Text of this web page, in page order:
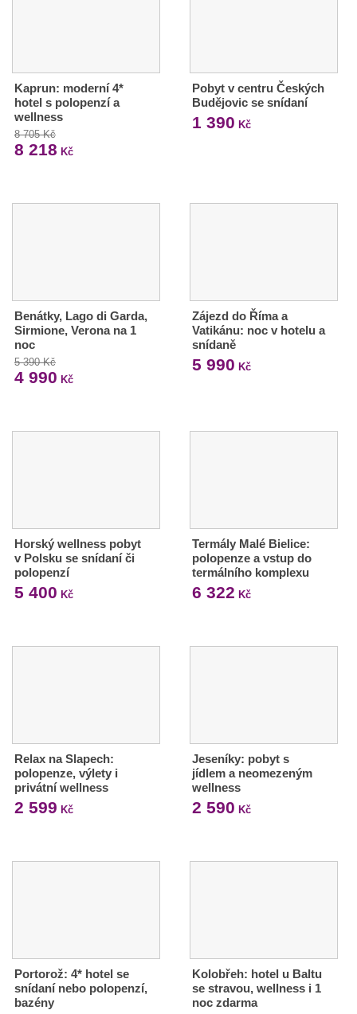
Kaprun: moderní 4*
hotel s polopenzí a
wellness
8 705 Kč
8 218 Kč
Pobyt v centru Českých
Budějovic se snídaní
1 390 Kč
Benátky, Lago di Garda,
Sirmione, Verona na 1
noc
5 390 Kč
4 990 Kč
Zájezd do Říma a
Vatikánu: noc v hotelu a
snídaně
5 990 Kč
Horský wellness pobyt
v Polsku se snídaní či
polopenzí
5 400 Kč
Termály Malé Bielice:
polopenze a vstup do
termálního komplexu
6 322 Kč
Relax na Slapech:
polopenze, výlety i
privátní wellness
2 599 Kč
Jeseníky: pobyt s
jídlem a neomezeným
wellness
2 590 Kč
Portorož: 4* hotel se
snídaní nebo polopenzí,
bazény
Kolobřeh: hotel u Baltu
se stravou, wellness i 1
noc zdarma